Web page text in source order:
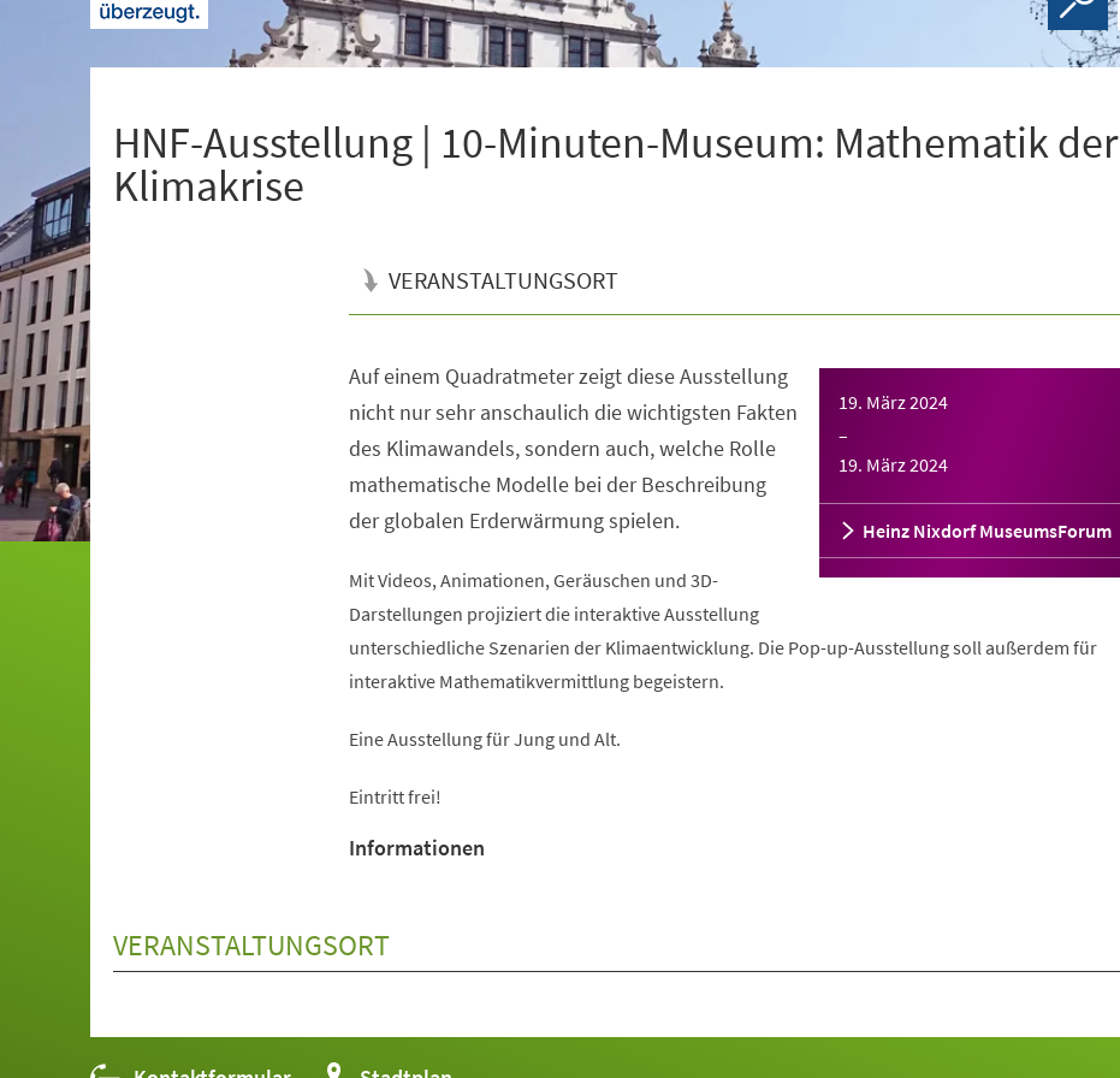
HNF-Ausstellung | 10-Minuten-Museum: Mathematik der
Klimakrise
VERANSTALTUNGSORT
19. März 2024
–
19. März 2024
Heinz Nixdorf MuseumsForum
Auf einem Quadratmeter zeigt diese Ausstellung
nicht nur sehr anschaulich die wichtigsten Fakten
des Klimawandels, sondern auch, welche Rolle
mathematische Modelle bei der Beschreibung
der globalen Erderwärmung spielen.
Mit Videos, Animationen, Geräuschen und 3D-
Darstellungen projiziert die interaktive Ausstellung
unterschiedliche Szenarien der Klimaentwicklung. Die Pop-up-Ausstellung soll außerdem für
interaktive Mathematikvermittlung begeistern.
Eine Ausstellung für Jung und Alt.
Eintritt frei!
Informationen
VERANSTALTUNGSORT